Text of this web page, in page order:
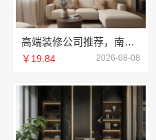
高端装修公司推荐，南京市创亿讯实力派
￥19.84 2026-08-08